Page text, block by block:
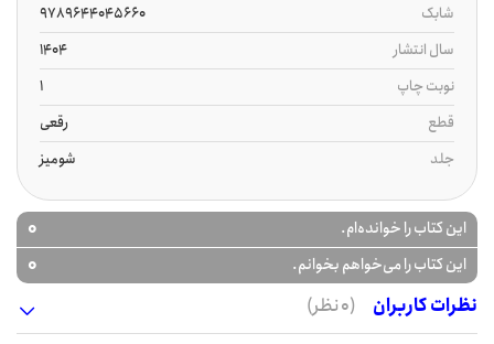
شابک
9789644045660
سال انتشار
1404
نوبت چاپ
1
قطع
رقعی
جلد
شومیز
این کتاب را خوانده‌ام. 0
این کتاب را می‌خواهم بخوانم.
0
نظرات کاربران
(0 نظر)